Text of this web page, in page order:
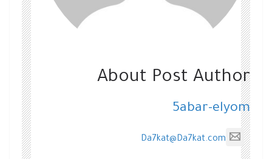
About Post Author
5abar-elyom
Da7kat@Da7kat.com